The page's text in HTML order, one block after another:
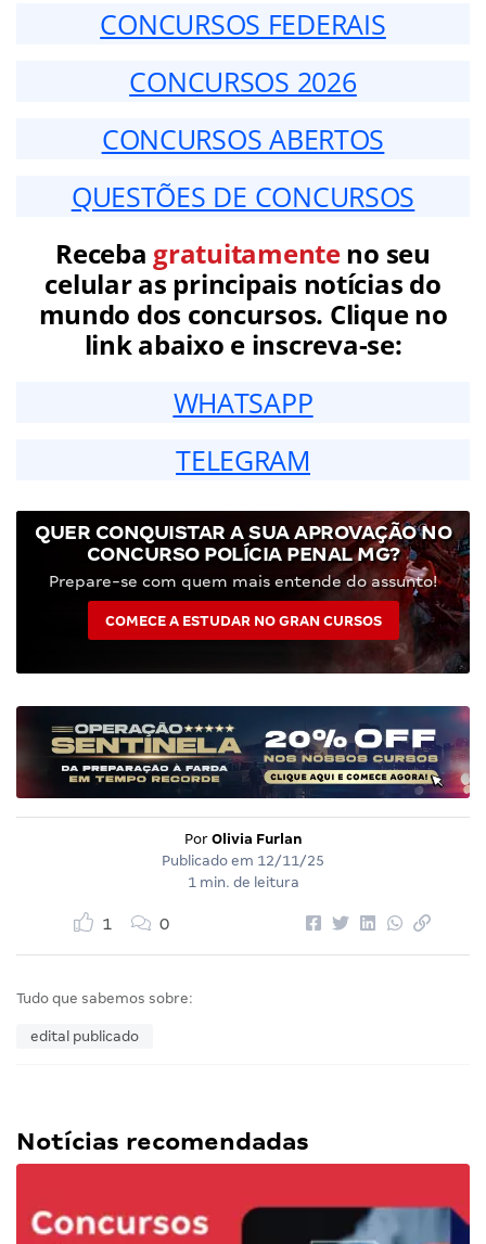
CONCURSOS FEDERAIS
CONCURSOS 2026
CONCURSOS ABERTOS
QUESTÕES DE CONCURSOS
Receba gratuitamenteno seu
celular as principais notícias do
mundo dos concursos. Clique no
link abaixo e inscreva-se:
WHATSAPP
TELEGRAM
QUER CONQUISTAR A SUA APROVAÇÃO NO
CONCURSO POLÍCIA PENAL MG?
Prepare-se com quem mais entende do assunto!
COMECE A ESTUDAR NO GRAN CURSOS
Por Olivia Furlan
Publicado em 12/11/25
1 min. de leitura
1 0
Tudo que sabemos sobre:
edital publicado
Notícias recomendadas